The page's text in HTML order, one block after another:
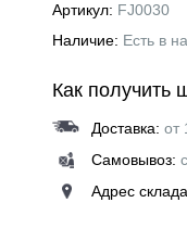
Артикул: FJ0030
Наличие: Есть в
Как получить
Доставка: от
Самовывоз:
Адрес